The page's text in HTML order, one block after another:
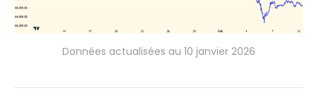
Données actualisées au 10 janvier 2026